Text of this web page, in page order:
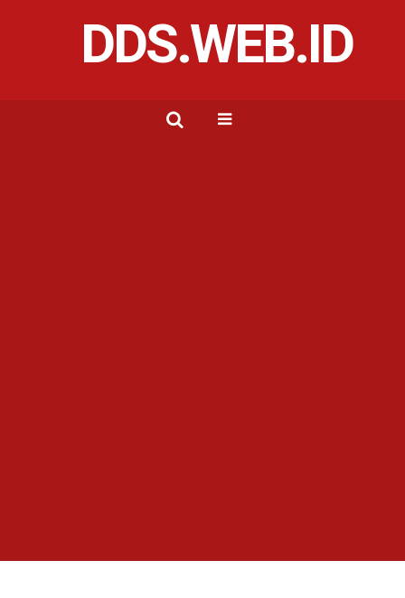
DDS.WEB.ID